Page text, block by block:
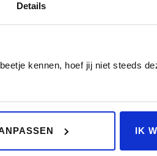
Details
kennen, hoef jij niet steeds
IK
X-768-JV
BEKIJKEN